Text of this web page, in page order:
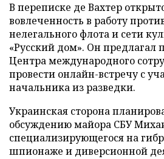
В переписке де Вахтер
вовлеченность в работу
нелегального флота и сети
«Русский дом». Он предлагал
Центра международного
провести онлайн-встречу с
начальника из разведки.
Украинская сторона
обсуждению майора СБУ
специализирующегося на
шпионаже и диверсионной